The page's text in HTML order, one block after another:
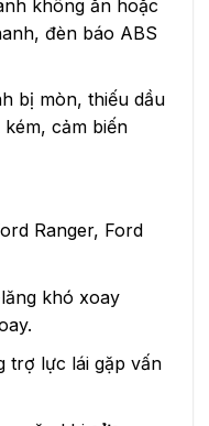
không ăn hoặc
đèn báo ABS
bị mòn, thiếu dầu
cảm biến
Ranger, Ford
khó xoay
trợ lực lái gặp vấn